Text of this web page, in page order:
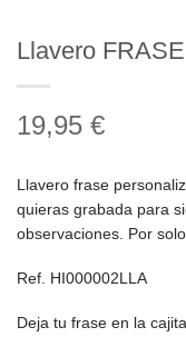
Llavero FRASE
19,95 €
Llavero frase
quieras grabada para
observaciones. Por
Ref. HI000002LLA
Deja tu frase en la